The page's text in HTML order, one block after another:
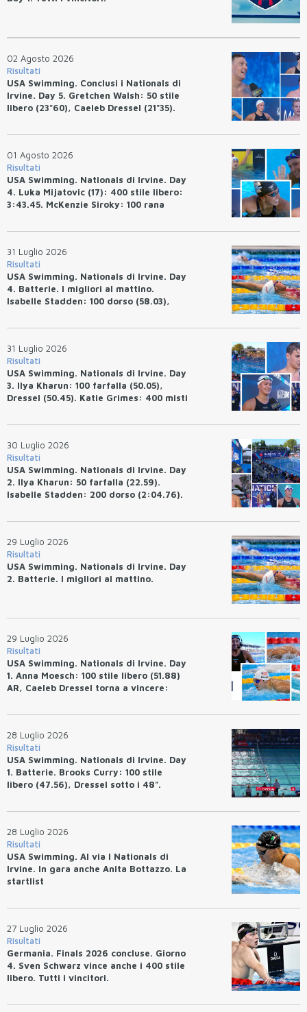
02 Agosto 2026
Risultati
USA Swimming. Conclusi i Nationals di
Irvine. Day 5. Gretchen Walsh: 50 stile
libero (23"60), Caeleb Dressel (21"35).
01 Agosto 2026
Risultati
USA Swimming. Nationals di Irvine. Day
4. Luka Mijatovic (17): 400 stile libero:
3:43.45. McKenzie Siroky: 100 rana
Avakov: 100 rana (58.87).
31 Luglio 2026
Risultati
USA Swimming. Nationals di Irvine. Day
4. Batterie. I migliori al mattino.
Isabelle Stadden: 100 dorso (58.03),
tempo.
31 Luglio 2026
Risultati
USA Swimming. Nationals di Irvine. Day
3. Ilya Kharun: 100 farfalla (50.05),
Dressel (50.45). Katie Grimes: 400 misti
Bottazzo terza nei 50 rana (30.51)
30 Luglio 2026
Risultati
USA Swimming. Nationals di Irvine. Day
2. Ilya Kharun: 50 farfalla (22.59).
Isabelle Stadden: 200 dorso (2:04.76).
29 Luglio 2026
Risultati
USA Swimming. Nationals di Irvine. Day
2. Batterie. I migliori al mattino.
29 Luglio 2026
Risultati
USA Swimming. Nationals di Irvine. Day
1. Anna Moesch: 100 stile libero (51.88)
AR, Caeleb Dressel torna a vincere:
28 Luglio 2026
Risultati
USA Swimming. Nationals di Irvine. Day
1. Batterie. Brooks Curry: 100 stile
libero (47.56), Dressel sotto i 48".
28 Luglio 2026
Risultati
USA Swimming. Al via I Nationals di
Irvine. In gara anche Anita Bottazzo. La
startlist
27 Luglio 2026
Risultati
Germania. Finals 2026 concluse. Giorno
4. Sven Schwarz vince anche i 400 stile
libero. Tutti i vincitori.